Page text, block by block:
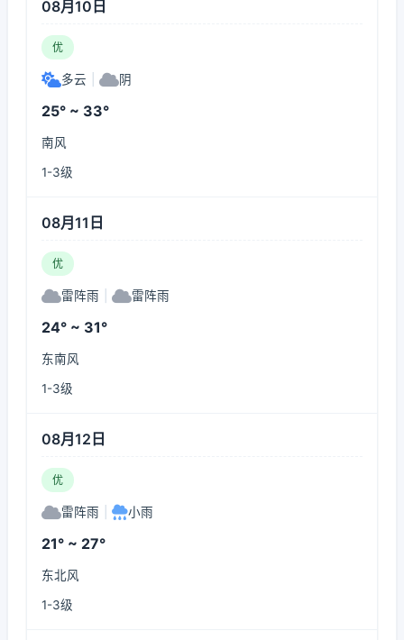
08月10日
优
多云 阴
25° ~ 33°
南风
1-3级
08月11日
优
雷阵雨 雷阵雨
24° ~ 31°
东南风
1-3级
08月12日
优
雷阵雨 小雨
21° ~ 27°
东北风
1-3级